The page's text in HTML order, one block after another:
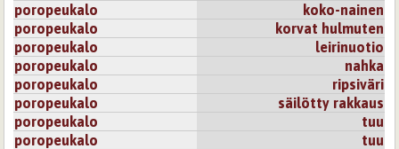
poropeukalo
koko-nainen
poropeukalo
korvat hulmuten
poropeukalo
leirinuotio
poropeukalo
nahka
poropeukalo
ripsiväri
poropeukalo
säilötty rakkaus
poropeukalo
tuu
poropeukalo
tuu